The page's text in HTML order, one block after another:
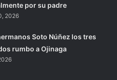
por su padre
2026
Soto Núñez los tres
rumbo a Ojinaga